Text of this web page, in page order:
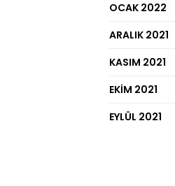
OCAK 2022
ARALIK 2021
KASIM 2021
EKIM 2021
EYLÜL 2021